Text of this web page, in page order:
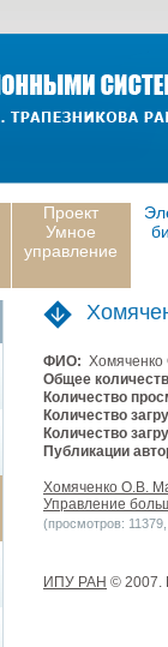
Проект
Умное
управление
ФИО:
Общее
Количество
Количество
Количество
Публикации
Хомяченко О.В.
Управление
(просмотров:
ИПУ РАН © 2007.